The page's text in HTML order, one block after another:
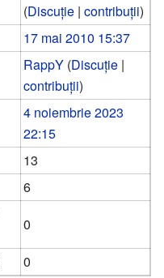
(Discuție |contribuții)
17 mai 2010 15:37
RappY (Discuție |
contribuții)
4 noiembrie 2023
22:15
13
6
0
0